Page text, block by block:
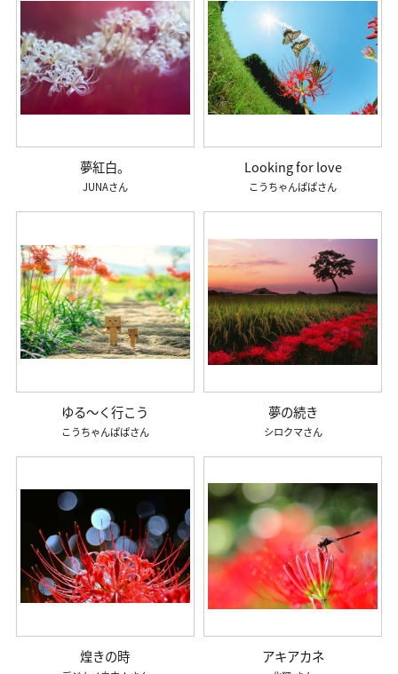
夢紅白。
JUNA
Looking for love
こうちゃんぱぱ
ゆる～く行こう
こうちゃんぱぱ
夢の続き
シロクマ
煌きの時 アキアカネ